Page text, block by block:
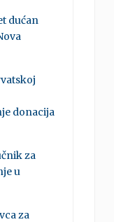
dućan
donacija
za
u
za